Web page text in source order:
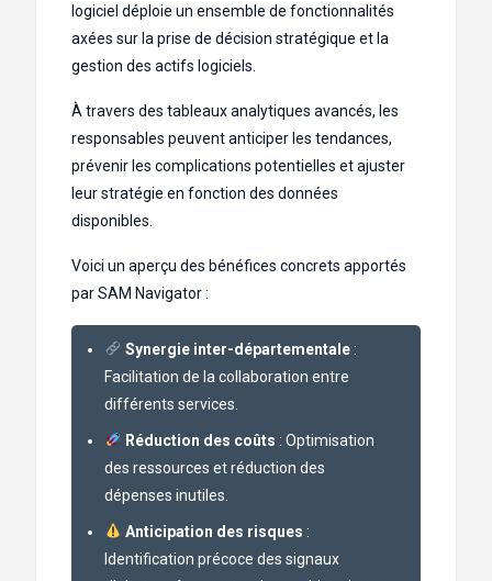
logiciel déploie un ensemble de fonctionnalités
axées sur la prise de décision stratégique et la
gestion des actifs logiciels.
À travers des tableaux analytiques avancés, les
responsables peuvent anticiper les tendances,
prévenir les complications potentielles et ajuster
leur stratégie en fonction des données
disponibles.
Voici un aperçu des bénéfices concrets apportés
par SAM Navigator :
Synergie inter-départementale:
Facilitation de la collaboration entre
différents services.
Réduction des coûts : Optimisation
des ressources et réduction des
dépenses inutiles.
Anticipation des risques :
Identification précoce des signaux